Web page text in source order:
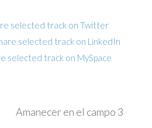
Amanecer en el campo 3